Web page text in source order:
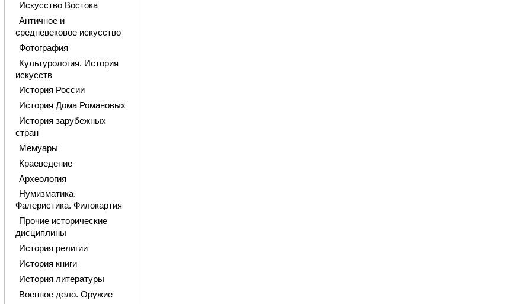
Искусство Востока
Античное и
средневековое искусство
Фотография
Культурология. История
искусств
История России
История Дома Романовых
История зарубежных
стран
Мемуары
Краеведение
Археология
Нумизматика.
Фалеристика. Филокартия
Прочие исторические
дисциплины
История религии
История книги
История литературы
Военное дело. Оружие